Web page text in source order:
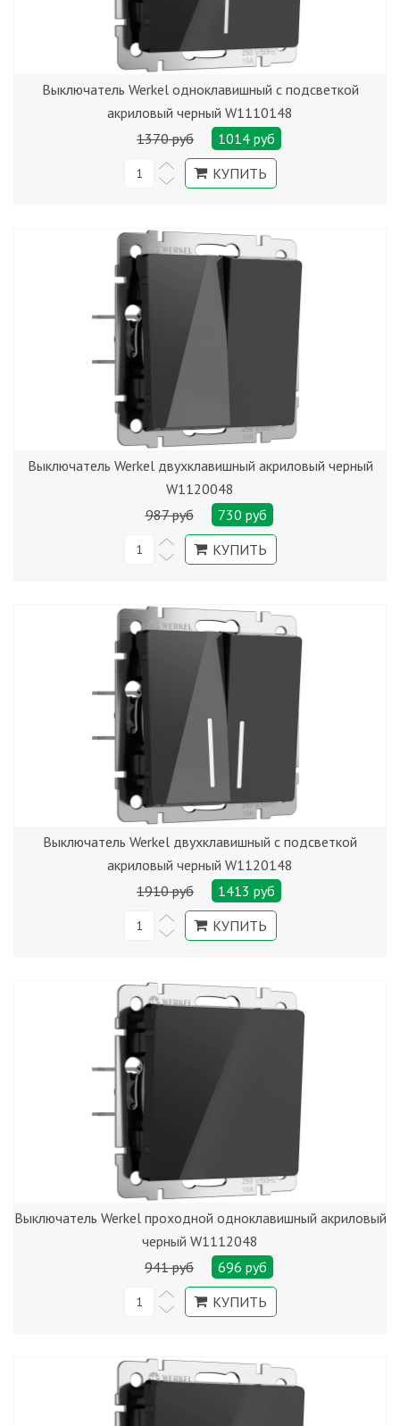
Выключатель Werkel одноклавишный с подсветкой
акриловый черный W1110148
1370 руб
1014 руб
Выключатель Werkel двухклавишный акриловый черный
W1120048
987 руб
730 руб
Выключатель Werkel двухклавишный с подсветкой
акриловый черный W1120148
1910 руб
1413 руб
Выключатель Werkel проходной одноклавишный акриловый
черный W1112048
941 руб
696 руб